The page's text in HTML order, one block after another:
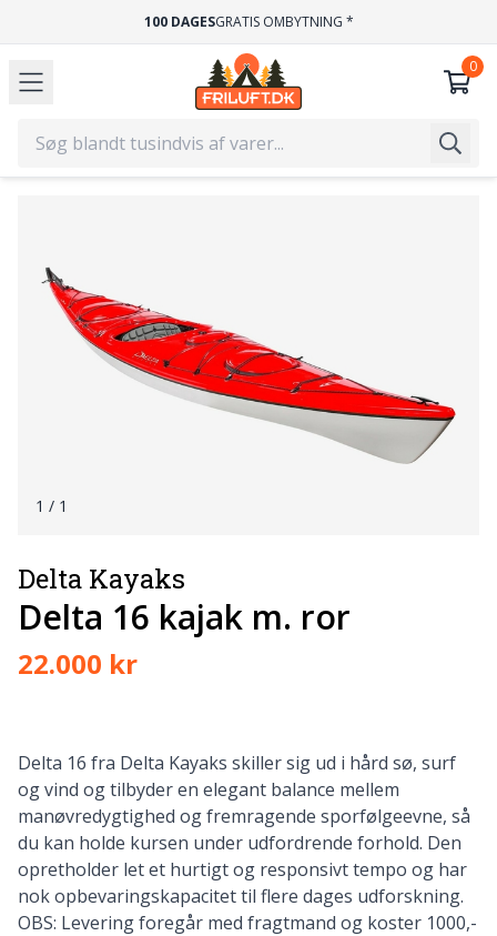
100 DAGESGRATIS OMBYTNING *
1 / 1
Delta Kayaks
Delta 16 kajak m. ror
22.000 kr
Delta 16 fra Delta Kayaks skiller sig ud i hård sø, surf
og vind og tilbyder en elegant balance mellem
manøvredygtighed og fremragende sporfølgeevne, så
du kan holde kursen under udfordrende forhold. Den
opretholder let et hurtigt og responsivt tempo og har
nok opbevaringskapacitet til flere dages udforskning.
OBS: Levering foregår med fragtmand og koster 1000,-